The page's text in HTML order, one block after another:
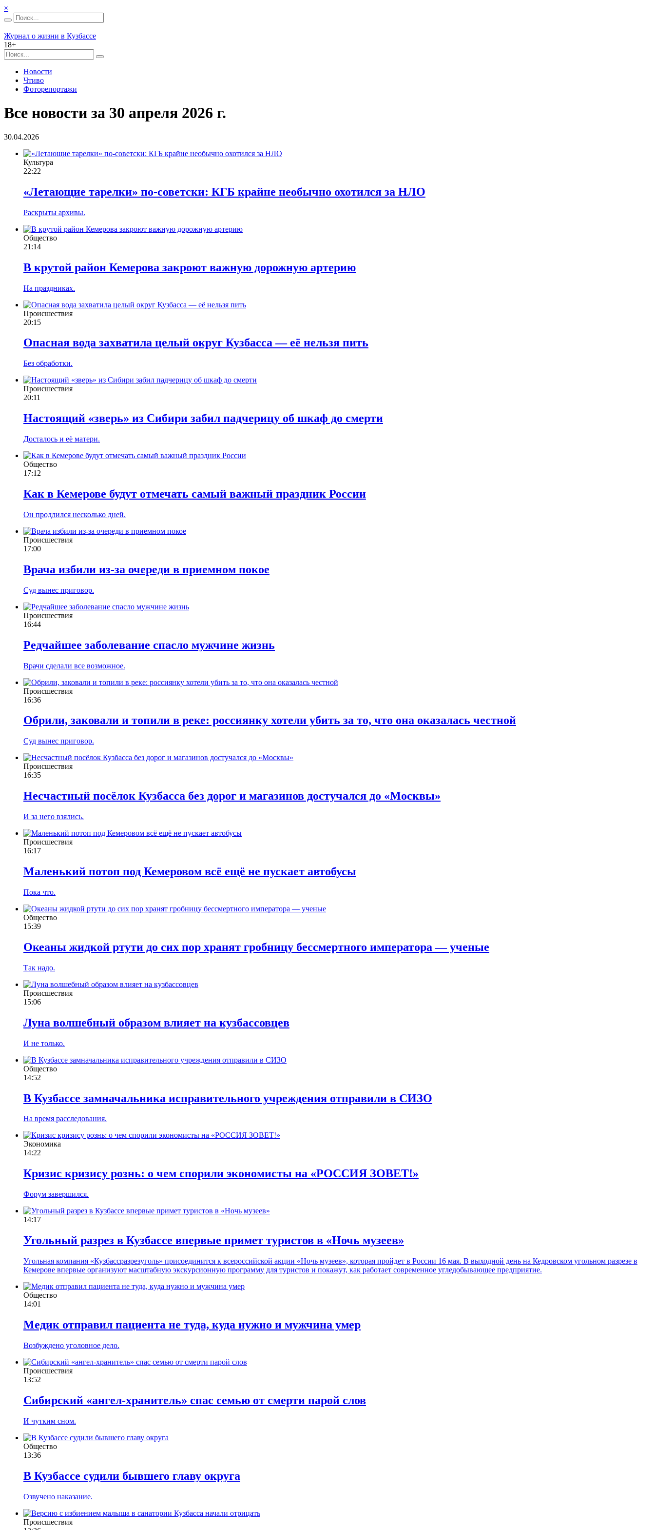
×
Журнал о жизни в Кузбассе
18+
Новости
Чтиво
Фоторепортажи
Все новости за 30 апреля 2026 г.
30.04.2026
Культура
22:22
«Летающие тарелки» по-советски: КГБ крайне необычно охотился за НЛО
Раскрыты архивы.
Общество
21:14
В крутой район Кемерова закроют важную дорожную артерию
На праздниках.
Происшествия
20:15
Опасная вода захватила целый округ Кузбасса — её нельзя пить
Без обработки.
Происшествия
20:11
Настоящий «зверь» из Сибири забил падчерицу об шкаф до смерти
Досталось и её матери.
Общество
17:12
Как в Кемерове будут отмечать самый важный праздник России
Он продлился несколько дней.
Происшествия
17:00
Врача избили из-за очереди в приемном покое
Суд вынес приговор.
Происшествия
16:44
Редчайшее заболевание спасло мужчине жизнь
Врачи сделали все возможное.
Происшествия
16:36
Обрили, заковали и топили в реке: россиянку хотели убить за то, что она оказалась честной
Суд вынес приговор.
Происшествия
16:35
Несчастный посёлок Кузбасса без дорог и магазинов достучался до «Москвы»
И за него взялись.
Происшествия
16:17
Маленький потоп под Кемеровом всё ещё не пускает автобусы
Пока что.
Общество
15:39
Океаны жидкой ртути до сих пор хранят гробницу бессмертного императора — ученые
Так надо.
Происшествия
15:06
Луна волшебный образом влияет на кузбассовцев
И не только.
Общество
14:52
В Кузбассе замначальника исправительного учреждения отправили в СИЗО
На время расследования.
Экономика
14:22
Кризис кризису рознь: о чем спорили экономисты на «РОССИЯ ЗОВЕТ!»
Форум завершился.
14:17
Угольный разрез в Кузбассе впервые примет туристов в «Ночь музеев»
Угольная компания «Кузбассразрезуголь» присоединится к всероссийской акции «Ночь музеев», которая пройдет в России 16 мая. В выходной день на Кедровском угольном разрезе в
Кемерове впервые организуют масштабную экскурсионную программу для туристов и покажут, как работает современное угледобывающее предприятие.
Общество
14:01
Медик отправил пациента не туда, куда нужно и мужчина умер
Возбуждено уголовное дело.
Происшествия
13:52
Сибирский «ангел-хранитель» спас семью от смерти парой слов
И чутким сном.
Общество
13:36
В Кузбассе судили бывшего главу округа
Озвучено наказание.
Происшествия